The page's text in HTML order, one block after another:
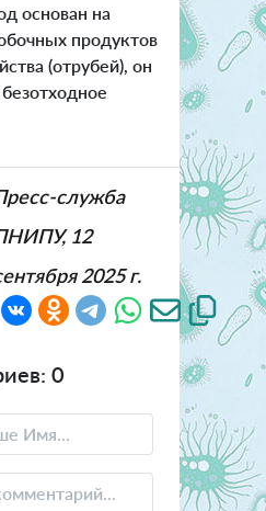
основан на
продуктов
(отрубей), он
служба
12
2025 г.
0